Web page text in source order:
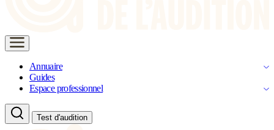
Annuaire
Guides
Espace professionnel
Test d'audition